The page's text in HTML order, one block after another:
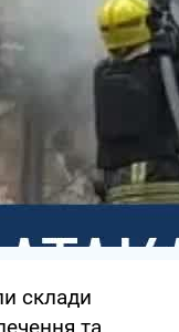
склади
та